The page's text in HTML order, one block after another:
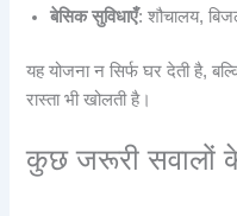
बेसिक सुविधाएँ: शौचालय,
यह योजना न सिर्फ घर देती है,
रास्ता भी खोलती है।
कुछ जरूरी सवालों